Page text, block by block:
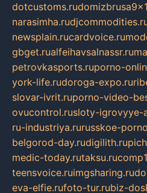
dotcustoms.ru
narasimha.ru
newsplain.rucardvoice.ru
gbget.rualfeihavsalnassr.ru
petrovkasports.ruporno-
york-life.rudoroga-expo.ru
slovar-ivrit.ruporno-video-
ovucontrol.rusloty-igrovyye-
ru-industriya.rurusskoe-
belgorod-day.rudigilith.ru
medic-today.rutaksu.ru
teensvoice.ruimgsharing.ru
eva-elfie.rufoto-tur.rubiz-